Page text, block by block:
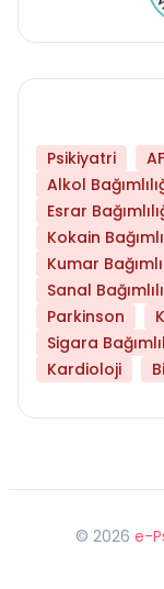
Psikiyatri
Alkol
Esrar
Kokain
Kumar
Sanal
Parkinson
Sigara
Kardioloji
© 2026 e-